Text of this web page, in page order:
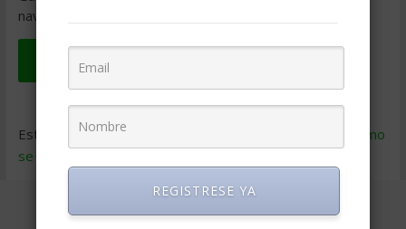
navegador para la próxima vez que comente.
Este sitio usa Akismet para reducir el spam.
Aprende cómo
se procesan los datos de tus comentarios
REGISTRESE YA